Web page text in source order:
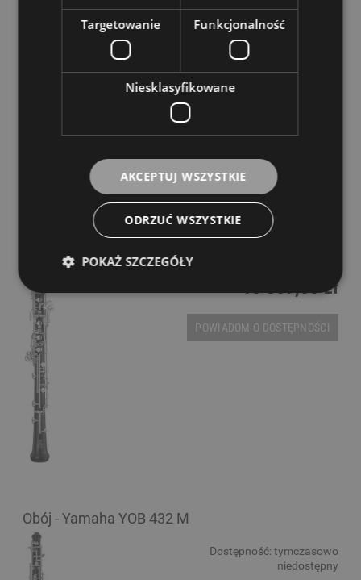
Obój - Yamaha YOB 432 F
Dostępność:
15 369,00 zł
POWIADOM O DOSTĘPNOŚCI
Obój - Yamaha YOB 432 M
Dostępność: tymczasowo
niedostępny
Targetowanie Funkcjonalność
Niesklasyfikowane
AKCEPTUJ WSZYSTKIE
ODRZUĆ WSZYSTKIE
POKAŻ SZCZEGÓŁY